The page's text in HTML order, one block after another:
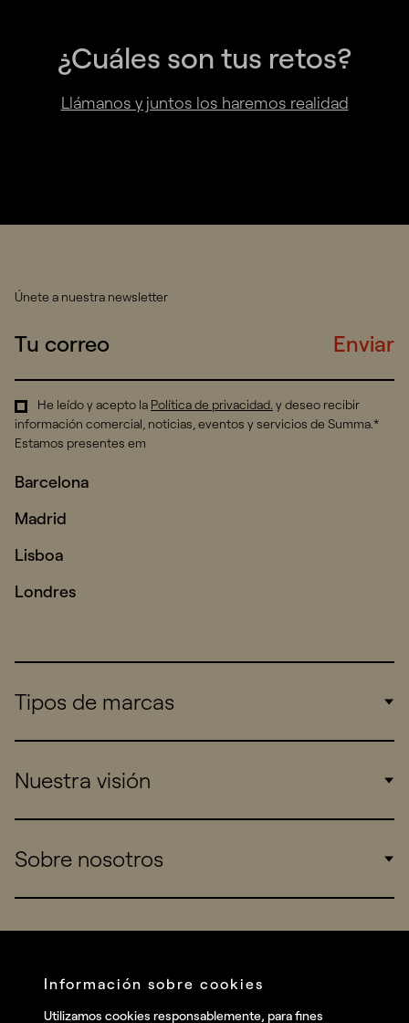
¿Cuáles son tus retos?
Llámanos y juntos los haremos realidad
Únete a nuestra newsletter
Enviar
He leído y acepto la Política de privacidad. y deseo recibir
información comercial, noticias, eventos y servicios de Summa.*
Estamos presentes em
Barcelona
Madrid
Lisboa
Londres
Tipos de marcas
Consumers
Startups
Nuestra visión
Work
Sobre nosotros
TalentInformación sobre cookies
Utilizamos cookies responsablemente, para fines